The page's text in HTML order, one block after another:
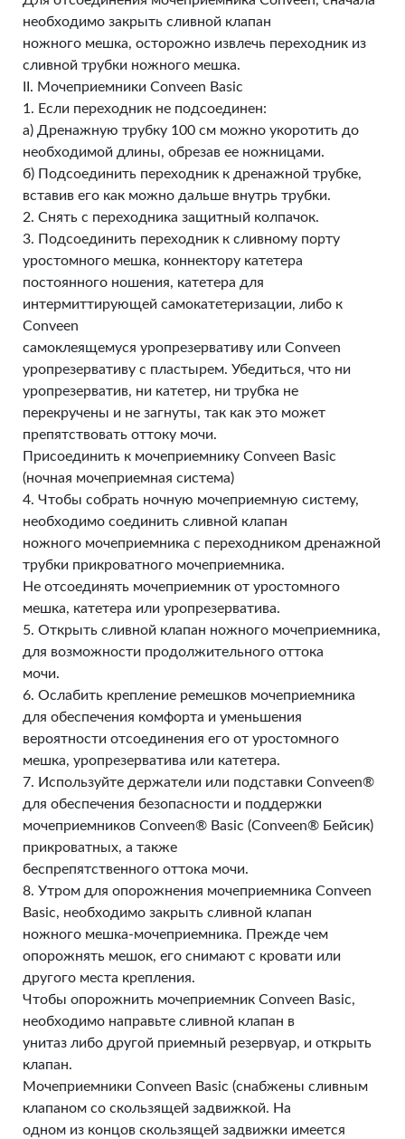
необходимо закрыть сливной клапан
ножного мешка, осторожно извлечь переходник из
сливной трубки ножного мешка.
II. Мочеприемники Conveen Basic
1. Если переходник не подсоединен:
а) Дренажную трубку 100 см можно укоротить до
необходимой длины, обрезав ее ножницами.
б) Подсоединить переходник к дренажной трубке,
вставив его как можно дальше внутрь трубки.
2. Снять с переходника защитный колпачок.
3. Подсоединить переходник к сливному порту
уростомного мешка, коннектору катетера
постоянного ношения, катетера для
интермиттирующей самокатетеризации, либо к
Conveen
самоклеящемуся уропрезервативу или Conveen
уропрезервативу с пластырем. Убедиться, что ни
уропрезерватив, ни катетер, ни трубка не
перекручены и не загнуты, так как это может
препятствовать оттоку мочи.
Присоединить к мочеприемнику Conveen Basic
(ночная мочеприемная система)
4. Чтобы собрать ночную мочеприемную систему,
необходимо соединить сливной клапан
ножного мочеприемника с переходником дренажной
трубки прикроватного мочеприемника.
Не отсоединять мочеприемник от уростомного
мешка, катетера или уропрезерватива.
5. Открыть сливной клапан ножного мочеприемника,
для возможности продолжительного оттока
мочи.
6. Ослабить крепление ремешков мочеприемника
для обеспечения комфорта и уменьшения
вероятности отсоединения его от уростомного
мешка, уропрезерватива или катетера.
7. Используйте держатели или подставки Conveen®
для обеспечения безопасности и поддержки
мочеприемников Conveen® Basic (Conveen® Бейсик)
прикроватных, а также
беспрепятственного оттока мочи.
8. Утром для опорожнения мочеприемника Conveen
Basic, необходимо закрыть сливной клапан
ножного мешка-мочеприемника. Прежде чем
опорожнять мешок, его снимают с кровати или
другого места крепления.
Чтобы опорожнить мочеприемник Conveen Basic,
необходимо направьте сливной клапан в
унитаз либо другой приемный резервуар, и открыть
клапан.
Мочеприемники Conveen Basic (снабжены сливным
клапаном со скользящей задвижкой. На
одном из концов скользящей задвижки имеется